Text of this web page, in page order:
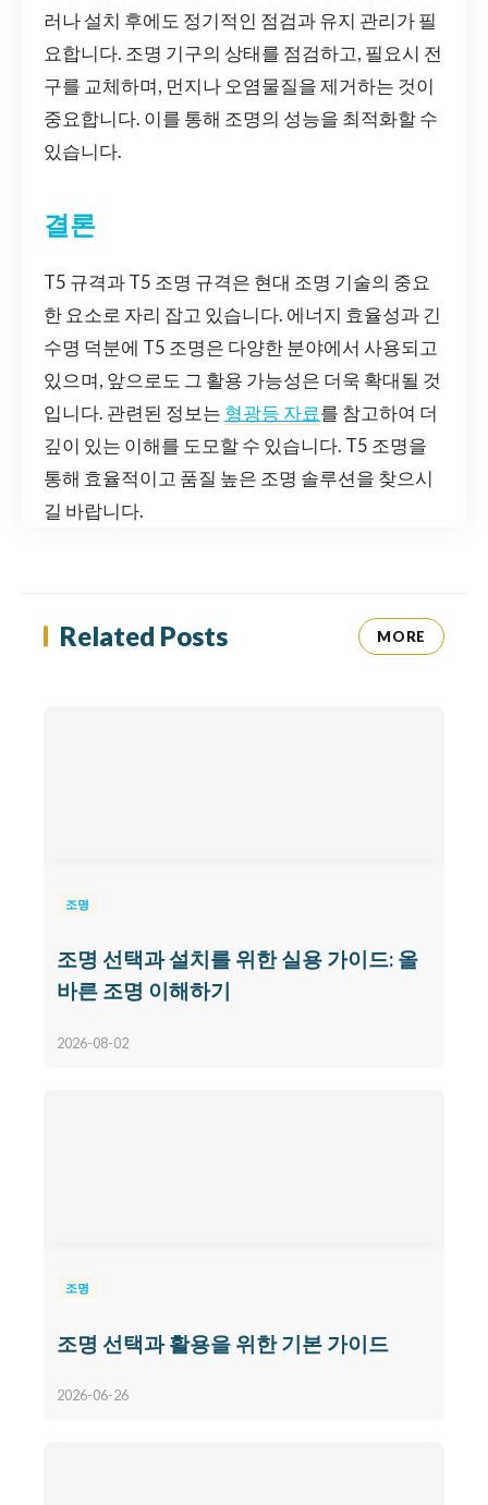
러나 설치 후에도 정기적인 점검과 유지 관리가 필
요합니다. 조명 기구의 상태를 점검하고, 필요시 전
구를 교체하며, 먼지나 오염물질을 제거하는 것이
중요합니다. 이를 통해 조명의 성능을 최적화할 수
있습니다.
결론
T5 규격과 T5 조명 규격은 현대 조명 기술의 중요
한 요소로 자리 잡고 있습니다. 에너지 효율성과 긴
수명 덕분에 T5 조명은 다양한 분야에서 사용되고
있으며, 앞으로도 그 활용 가능성은 더욱 확대될 것
입니다. 관련된 정보는 형광등 자료를 참고하여 더
깊이 있는 이해를 도모할 수 있습니다. T5 조명을
통해 효율적이고 품질 높은 조명 솔루션을 찾으시
길 바랍니다.
Related Posts MORE
조명
조명 선택과 설치를 위한 실용 가이드: 올
바른 조명 이해하기
2026-08-02
조명
조명 선택과 활용을 위한 기본 가이드
2026-06-26